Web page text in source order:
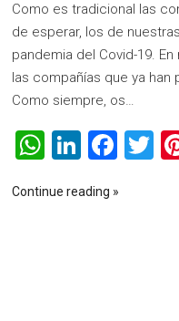
Como es tradicional las
de esperar, los de
pandemia del Covid-19.
las compañías que ya
Como siempre, os…
WhatsApp
Continue reading